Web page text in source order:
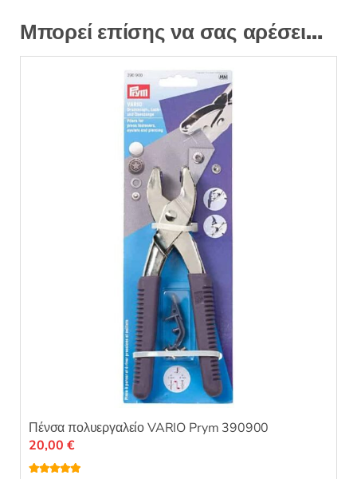
Μπορεί επίσης να σας αρέσει…
Πένσα πολυεργαλείο VARIO Prym 390900
20,00 €